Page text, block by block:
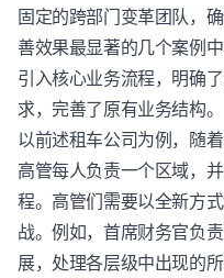
固定的跨部门变革团队，
善效果最显著的几个案例
引入核心业务流程，明确
求，完善了原有业务结构。
以前述租车公司为例，随
高管每人负责一个区域，
程。高管们需要以全新方
战。例如，首席财务官负
展，处理各层级中出现的